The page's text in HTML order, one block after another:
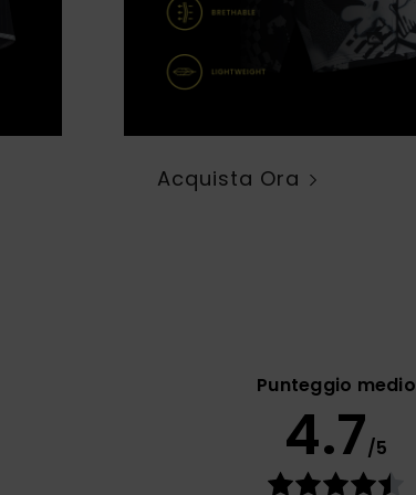
Acquista Ora
Punteggio medio
4.7/5